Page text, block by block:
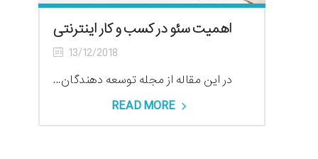
اهمیت سئو در کسب و کار اینترنتی
13/12/2018
در این مقاله از مجله توسعه دهندگان...
READ MORE